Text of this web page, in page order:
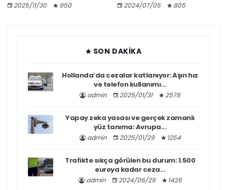
2025/11/30 950 2024/07/05 805
SON DAKIKA
Hollanda’da cezalar katlanıyor: Aşırı hız
ve telefon kullanımı...
admin 2025/01/31 2578
Yapay zeka yasası ve gerçek zamanlı
yüz tanıma: Avrupa...
admin 2025/01/29 1254
Trafikte sıkça görülen bu durum: 1.500
euroya kadar ceza...
admin 2024/06/29 1426